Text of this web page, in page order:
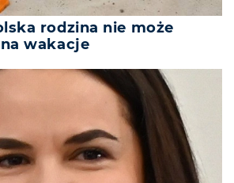
rodzina nie może
wakacje